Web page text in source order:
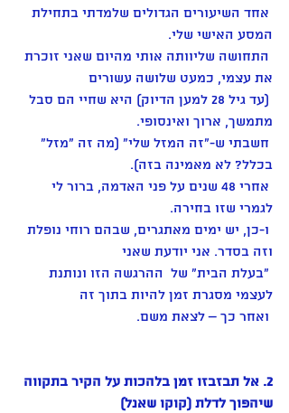
אחד השיעורים הגדולים שלמדתי בתחילת
המסע האישי שלי.
התחושה שליוותה אותי מהיום שאני זוכרת
את עצמי, כמעט שלושה עשורים
(עד גיל 28 למען הדיוק) היא שחיי הם סבל
מתמשך, ארוך ואינסופי.
חשבתי ש-"זה המזל שלי" (מה זה "מזל"
בכלל? לא מאמינה בזה).
אחרי 48 שנים על פני האדמה, ברור לי
לגמרי שזו בחירה.
ו-כן, יש ימים מאתגרים, שבהם רוחי נופלת
וזה בסדר. אני יודעת שאני
"בעלת הבית" של  ההרגשה הזו ונותנת
לעצמי מסגרת זמן להיות בתוך זה
2. אל תבזבזו זמן בלהכות על הקיר בתקווה
שיהפוך לדלת (קוקו שאנל)